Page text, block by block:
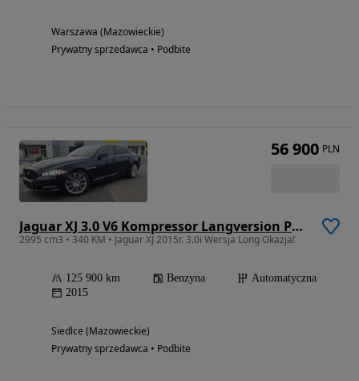
Warszawa (Mazowieckie)
Prywatny sprzedawca • Podbite
Jaguar XJ 3.0 V6 Kompressor Langversion Portfolio
2995 cm3 • 340 KM • Jaguar XJ 2015r. 3.0i Wersja Long Okazja!
125 900 km Benzyna
Automatyczna
2015
Siedlce (Mazowieckie)
Prywatny sprzedawca • Podbite
56 900 PLN